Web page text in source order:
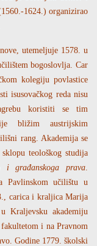
1624.) organizirao
utemeljuje 1578. u
bogoslovlja. Car
kolegiju povlastice
isusovačkog reda nisu
koristiti se tim
bližim austrijskim
rang. Akademija se
teološkog studija
i građanskoga prava
Pavlinskom učilištu u
carica i kraljica Marija
Kraljevsku akademiju
i na Pravnom
Godine 1779. školski